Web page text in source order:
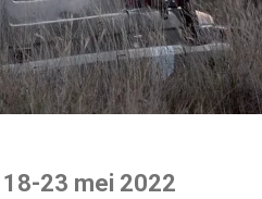
23 mei 2022